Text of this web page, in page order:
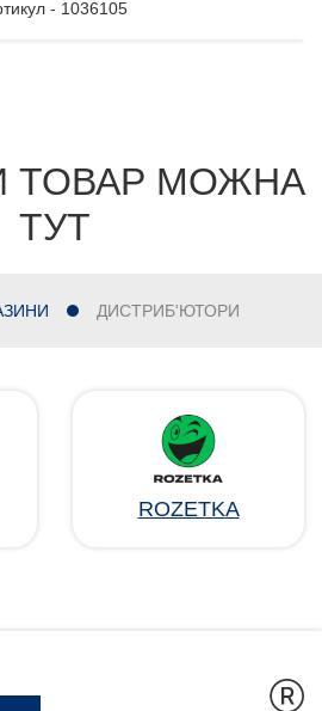
- 1036105
ТОВАР МОЖНА
ТУТ
ДИСТРИБ'ЮТОРИ
ROZETKA